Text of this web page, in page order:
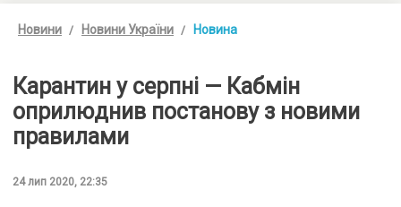
Новини Новини України Новина
Карантин у серпні — Кабмін
оприлюднив постанову з новими
правилами
24 лип 2020, 22:35